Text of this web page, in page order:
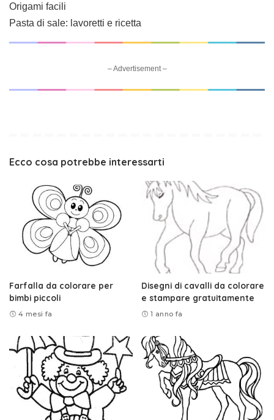
Origami facili
Pasta di sale: lavoretti e ricetta
– Advertisement –
Ecco cosa potrebbe interessarti
Farfalla da colorare per
bimbi piccoli
4 mesi fa
Disegni di cavalli da colorare
e stampare gratuitamente
1 anno fa